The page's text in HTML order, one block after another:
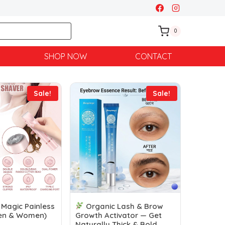
0
SHOP NOW CONTACT
Sale!
Painless
& Women)
Sale!
Organic Lash & Brow
Growth Activator — Get